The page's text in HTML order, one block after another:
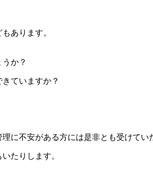
あります。
か？
ていますか？
に不安がある方には是非とも受けてい
たりします。